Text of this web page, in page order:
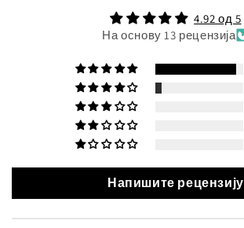
4.92 од 5
На основу 13 рецензија
Напишите рецензију